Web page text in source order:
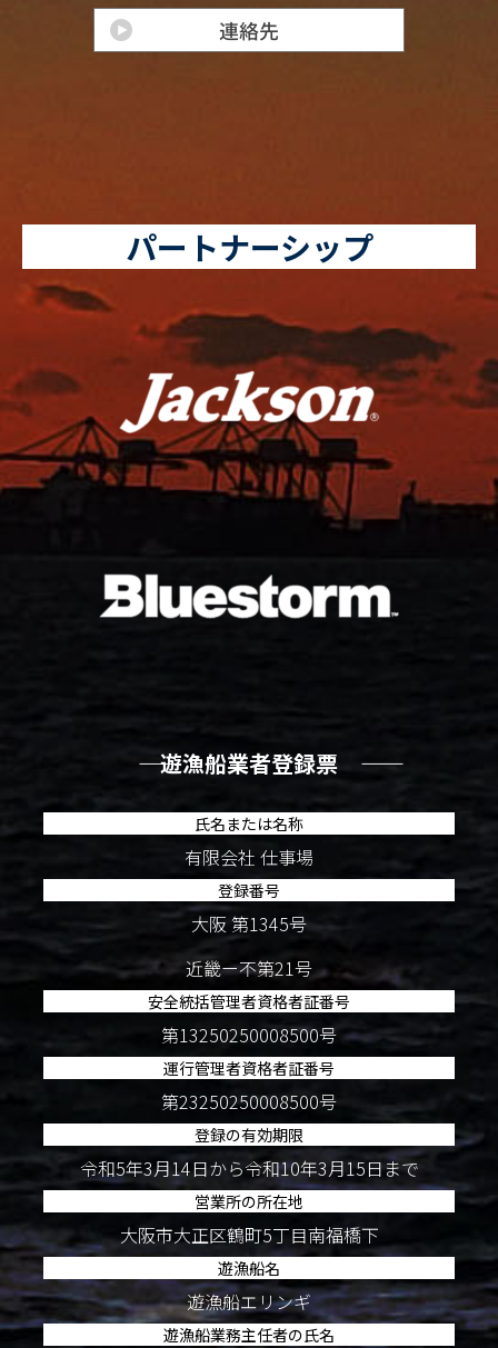
パートナーシップ
―― 遊漁船業者登録票 ――
氏名または名称
有限会社 仕事場
登録番号
大阪 第1345号
近畿ー不第21号
安全統括管理者資格者証番号
第13250250008500号
運行管理者資格者証番号
第23250250008500号
登録の有効期限
令和5年3月14日から令和10年3月15日まで
営業所の所在地
大阪市大正区鶴町5丁目南福橋下
遊漁船名
遊漁船エリンギ
遊漁船業務主任者の氏名